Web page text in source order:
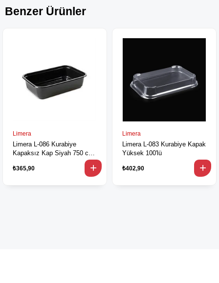
Benzer Ürünler
Limera
Limera L-086 Kurabiye
Kapaksız Kap Siyah 750 cc
₺365,90
Limera
Limera L-083 Kurabiye Kapak
Yüksek 100'lü
₺402,90